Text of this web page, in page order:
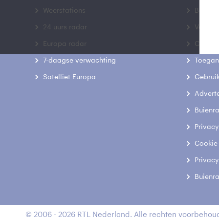
Weerstations
24 uurs radar
Europa radar
7-daagse verwachting
Satelliet Europa
Contact
© 2006 - 2026 RTL Nederland. Alle rechten